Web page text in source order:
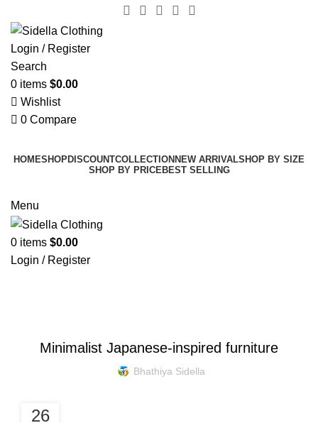
Login / Register
Search
0 items $0.00
Wishlist
0 Compare
HOMESHOPDISCOUNTCOLLECTION NEW ARRIVALSHOP BY SIZE
SHOP BY PRICEBEST SELLING
Menu
0 items $0.00
Login / Register
Minimalist Japanese-inspired furniture
Bhathiya Sidella
26